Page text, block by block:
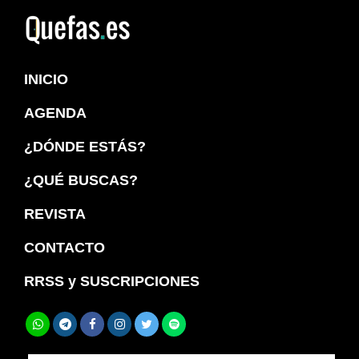
navegación
principal
principal
INICIO
AGENDA
¿DÓNDE ESTÁS?
¿QUÉ BUSCAS?
REVISTA
CONTACTO
RRSS y SUSCRIPCIONES